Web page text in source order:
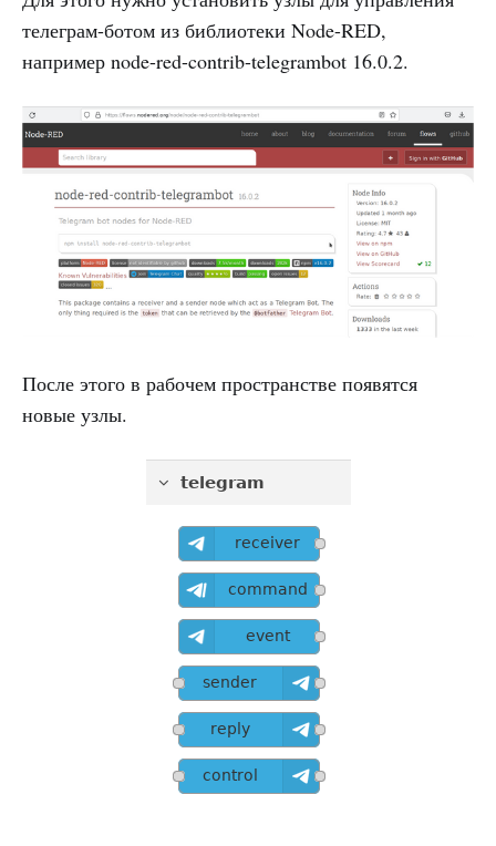
телеграм-ботом из библиотеки Node-RED,
например node-red-contrib-telegrambot 16.0.2.
После этого в рабочем пространстве появятся
новые узлы.